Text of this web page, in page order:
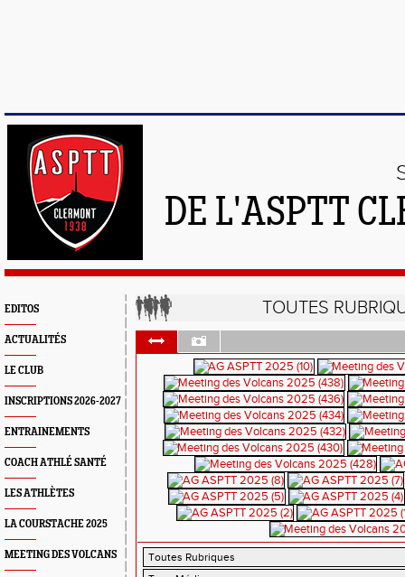
DE L'ASPTT
EDITOS
ACTUALITÉS
LE CLUB
INSCRIPTIONS 2026-2027
ENTRAINEMENTS
COACH ATHLÉ SANTÉ
LES ATHLÈTES
LA COURSTACHE 2025
MEETING DES VOLCANS
TOUTES